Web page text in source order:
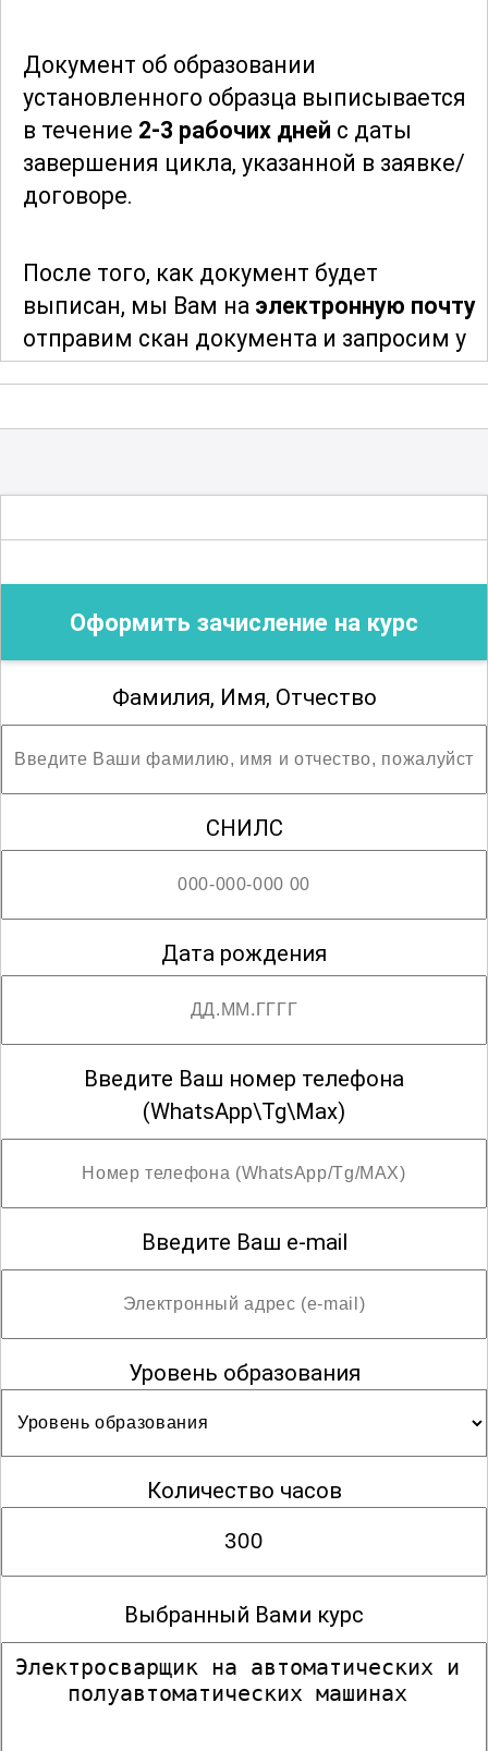
полученные в ходе курса, позволяют
работать на высоком уровне и
соответствовать требованиям
современного производства. Таким
образом, курс "Электросварщик на
машинах" является идеальным
выбором для тех, кто хочет стать
востребованным специалистом в своей
области.
Документ об образовании
установленного образца выписывается
в течение 2-3 рабочих дней с даты
завершения цикла, указанной в заявке/
договоре.
После того, как документ будет
выписан, мы Вам на электронную почту
отправим скан документа и запросим у
Вас адрес и индекс для отправки
мы сообщим Вам трек-номер для
документа об образовании.
Благодарим за сотрудничество!
Оформить зачисление на курс
Фамилия, Имя, Отчество
СНИЛС
Дата рождения
Введите Ваш номер телефона
(WhatsApp\Tg\Max)
Введите Ваш e-mail
Уровень образования
Количество часов
Выбранный Вами курс